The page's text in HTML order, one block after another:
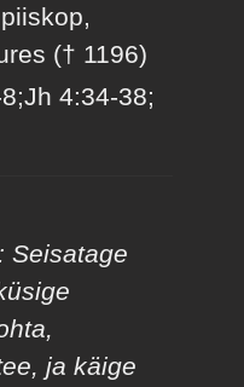
(† 1196)
4:34-38;
Seisatage
ja käige